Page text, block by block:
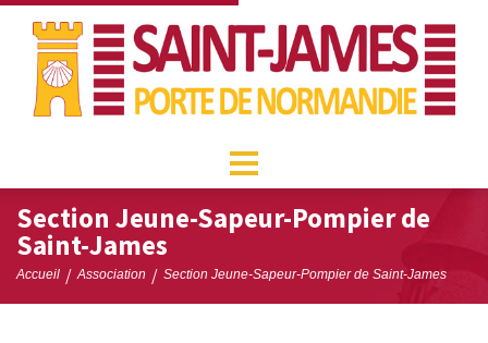
Section Jeune-Sapeur-Pompier de
Saint-James
Accueil / Association / Section Jeune-Sapeur-Pompier de Saint-James